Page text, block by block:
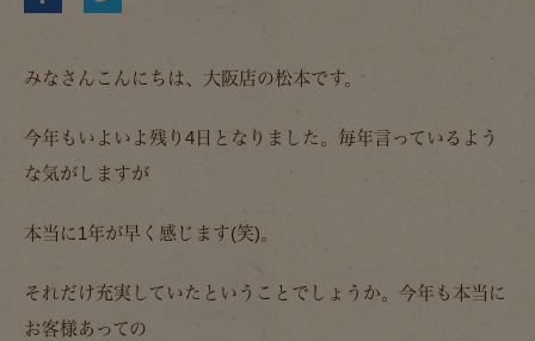
みなさんこんにちは、大阪店の松本です。
今年もいよいよ残り4日となりました。毎年言っているよう
な気がしますが
本当に1年が早く感じます(笑)。
それだけ充実していたということでしょうか。今年も本当に
お客様あっての